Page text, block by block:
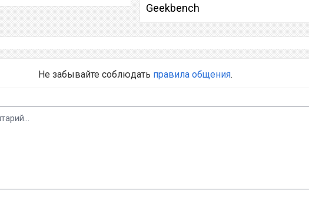
Geekbench
Не забывайте соблюдать правила общения.